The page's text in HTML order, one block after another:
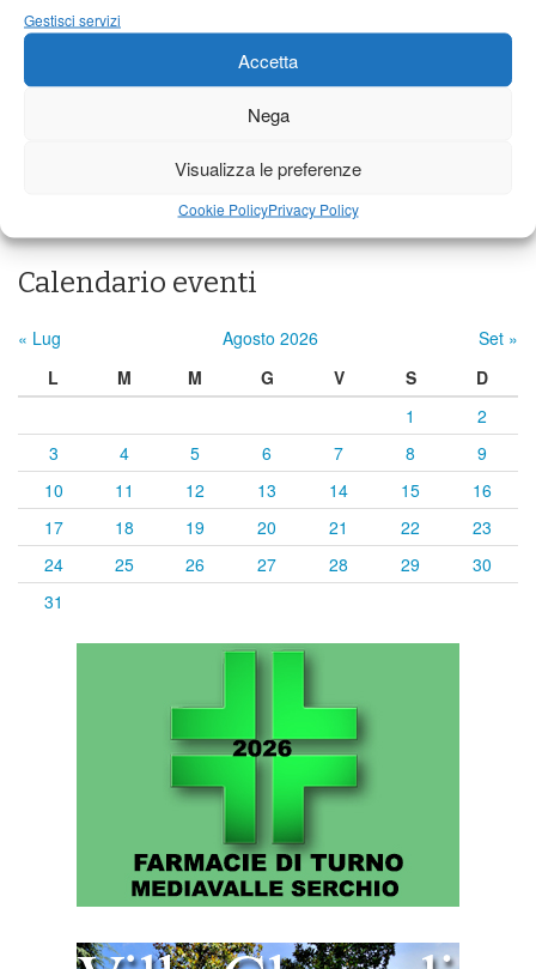
Gestisci servizi
Accetta
Nega
Visualizza le preferenze
Cookie PolicyPrivacy Policy
Previsioni a cura di:
Calendario eventi
« Lug Agosto 2026
Set »
L
M M G V S
D
1
2
3
4 5 6 7 8
9
10
11 12 13 14 15
16
17
18 19 20 21 22
23
24
25 26 27 28 29
30
31